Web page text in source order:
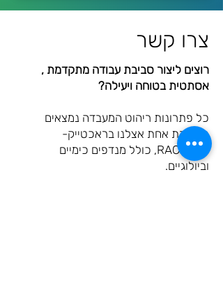
צרו קשר
רוצים ליצור סביבת עבודה מתקדמת ,
אסתטית בטוחה ויעילה?
כל פתרונות ריהוט המעבדה נמצאים
בכתובת אחת אצלנו בראכטייק-
RACTECH, כולל מנדפים כימיים
וביולוגיים.